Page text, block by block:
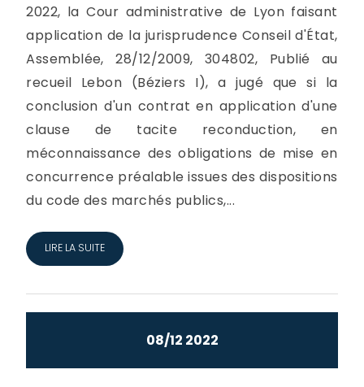
2022, la Cour administrative de Lyon faisant
application de la jurisprudence Conseil d'État,
Assemblée, 28/12/2009, 304802, Publié au
recueil Lebon (Béziers I), a jugé que si la
conclusion d'un contrat en application d'une
clause de tacite reconduction, en
méconnaissance des obligations de mise en
concurrence préalable issues des dispositions
du code des marchés publics,...
LIRE LA SUITE
08/12 2022